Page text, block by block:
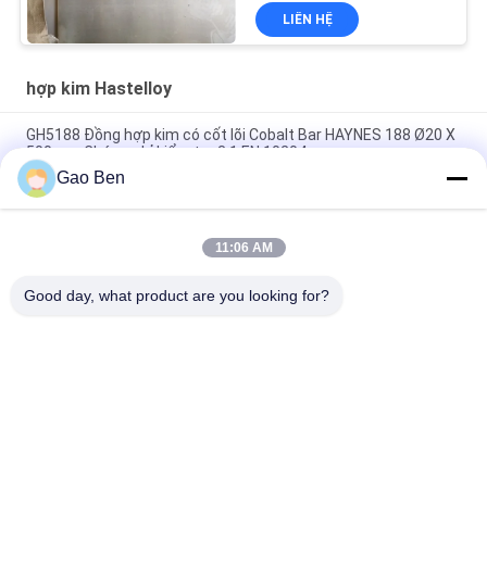
LIÊN HỆ
hợp kim Hastelloy
GH5188 Đồng hợp kim có cốt lõi Cobalt Bar HAYNES 188 Ø20 X
500mm Chứng chỉ kiểm tra 3.1 EN 10204
Hastelloy C276 UNS N10276 Hastelloy hợp kim thanh tròn để
chống ăn mòn
HC 276 Hastelloy tấm chống ăn mòn HASTELLOY C-276 UNS
Gao Ben
11:06 AM
Good day, what product are you looking for?